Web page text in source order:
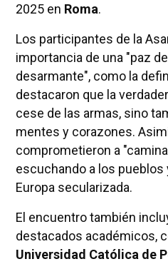
2025 en Roma.
Los participantes de la
importancia de una "paz
desarmante", como la
destacaron que la
cese de las armas, sino
mentes y corazones.
comprometieron a
escuchando a los pueblos
Europa secularizada.
El encuentro también
destacados académicos,
Universidad Católica de